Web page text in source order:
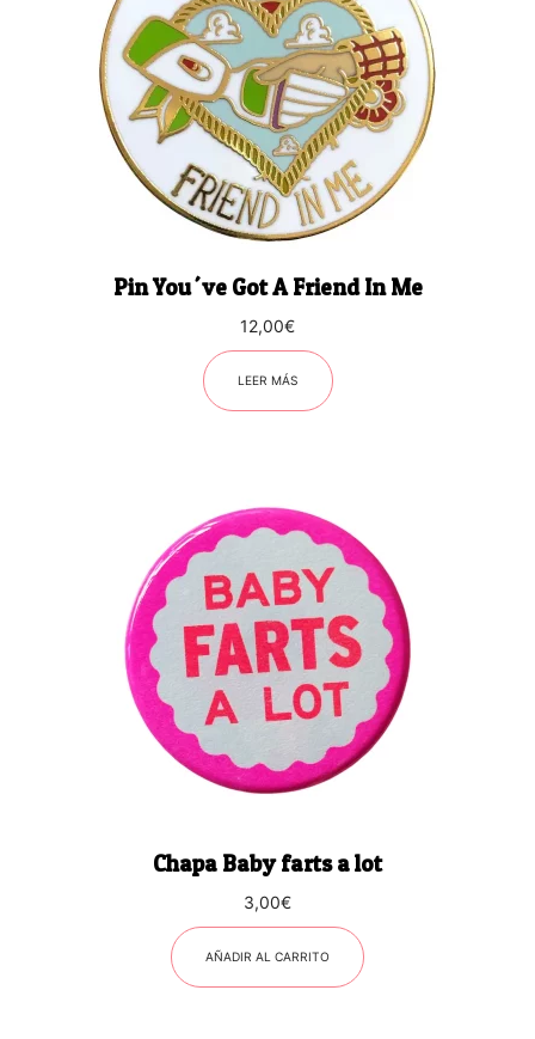
Pin You´ve Got A Friend In Me
12,00€
LEER MÁS
Chapa Baby farts a lot
3,00€
AÑADIR AL CARRITO